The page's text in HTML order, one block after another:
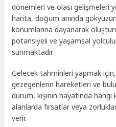
dönemleri ve olası gelişmeleri
harita, doğum anında
konumlarına dayanarak
potansiyeli ve yaşamsal
sunmaktadır.
Gelecek tahminleri yapmak için,
gezegenlerin hareketleri ve
durum, kişinin hayatında hangi
alanlarda fırsatlar veya
verir.